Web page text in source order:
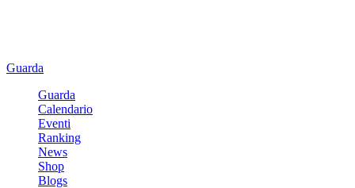
Guarda
Guarda
Calendario
Eventi
Ranking
News
Shop
Blogs